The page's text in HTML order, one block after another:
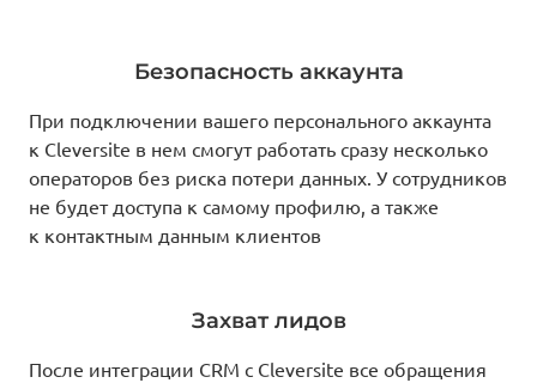
Безопасность аккаунта
При подключении вашего персонального аккаунта
к Cleversite в нем смогут работать сразу несколько
операторов без риска потери данных. У сотрудников
не будет доступа к самому профилю, а также
к контактным данным клиентов
Захват лидов
После интеграции CRM с Cleversite все обращения